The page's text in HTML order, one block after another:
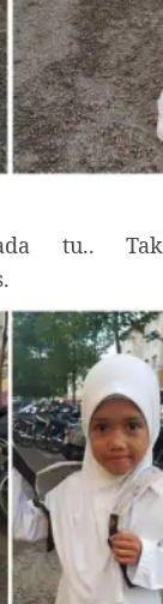
tu.. Tak